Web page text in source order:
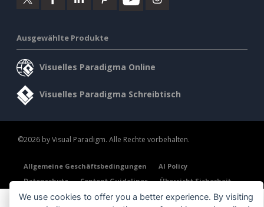
Ausgewählte Produkte
Visuelles Paradigma Online
Visuelles Paradigma Schreibtisch
©2026 by Visual Paradigm. Alle Rechte vorbehalten.
Allgemeine Geschäftsbedingungen
AI Policy
Datenschutz
Content Guidelines Übersicht Sicherheit
We use cookies to offer you a better experience. By visiting